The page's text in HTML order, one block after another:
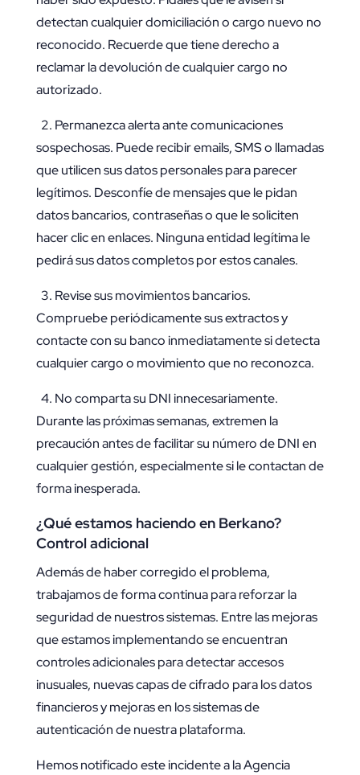
detectan cualquier domiciliación o cargo nuevo no
reconocido. Recuerde que tiene derecho a
reclamar la devolución de cualquier cargo no
autorizado.
2. Permanezca alerta ante comunicaciones
sospechosas. Puede recibir emails, SMS o llamadas
que utilicen sus datos personales para parecer
legítimos. Desconfíe de mensajes que le pidan
datos bancarios, contraseñas o que le soliciten
hacer clic en enlaces. Ninguna entidad legítima le
pedirá sus datos completos por estos canales.
3. Revise sus movimientos bancarios.
Compruebe periódicamente sus extractos y
contacte con su banco inmediatamente si detecta
cualquier cargo o movimiento que no reconozca.
4. No comparta su DNI innecesariamente.
Durante las próximas semanas, extremen la
precaución antes de facilitar su número de DNI en
cualquier gestión, especialmente si le contactan de
forma inesperada.
¿Qué estamos haciendo en Berkano?
Control adicional
Además de haber corregido el problema,
trabajamos de forma continua para reforzar la
seguridad de nuestros sistemas. Entre las mejoras
que estamos implementando se encuentran
controles adicionales para detectar accesos
inusuales, nuevas capas de cifrado para los datos
financieros y mejoras en los sistemas de
autenticación de nuestra plataforma.
Hemos notificado este incidente a la Agencia